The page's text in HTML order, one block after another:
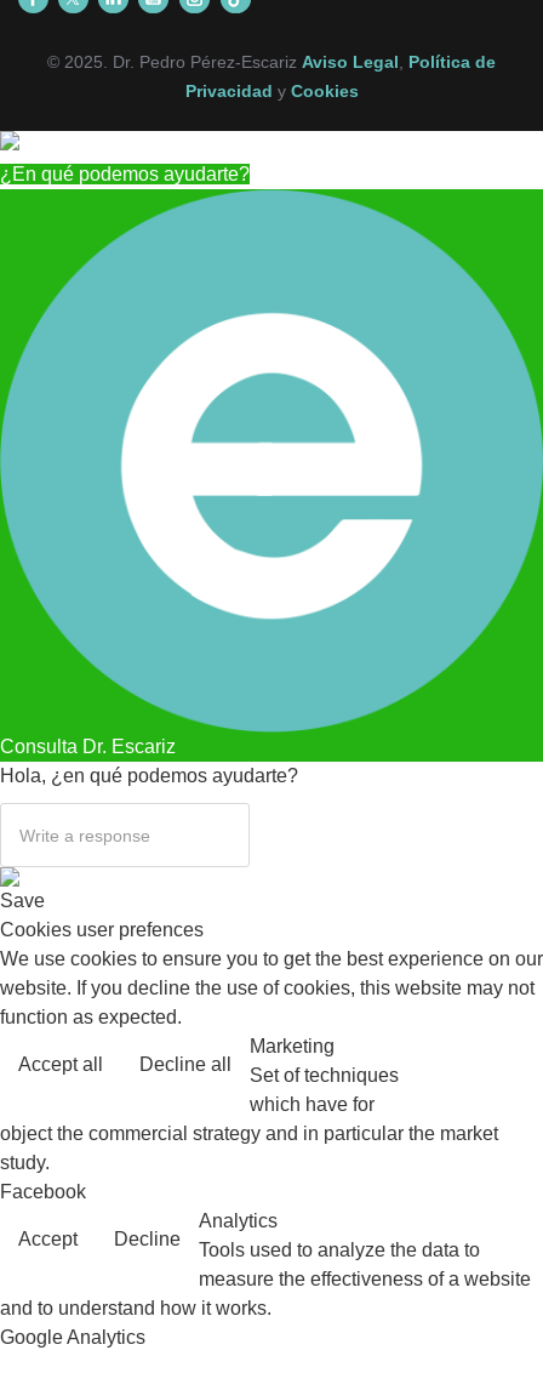
© 2025. Dr. Pedro Pérez-Escariz Aviso Legal
Política de
Privacidad y Cookies
¿En qué podemos ayudarte?
Consulta Dr. Escariz
Hola, ¿en qué podemos ayudarte?
Save
Cookies user prefences
We use cookies to ensure you to get the best experience on our
website. If you decline the use of cookies, this website may not
function as expected.
Accept all Decline all
Marketing
Set of techniques
which have for
object the commercial strategy and in particular the market
study.
Facebook
Accept Decline
Analytics
Tools used to analyze the data to
measure the effectiveness of a website
and to understand how it works.
Google Analytics